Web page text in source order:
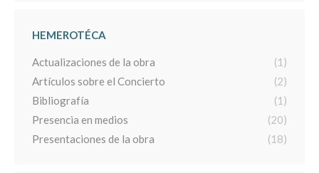
HEMEROTÉCA
Actualizaciones de la obra
(1)
Artículos sobre el Concierto
(2)
Bibliografía
(1)
Presencia en medios
(20)
Presentaciones de la obra
(18)